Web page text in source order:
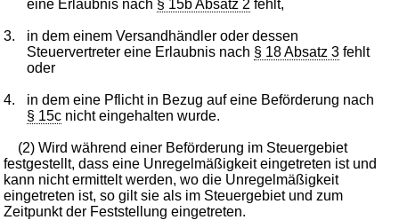
eine Erlaubnis nach § 15b Absatz 2 fehlt,
3.
in dem einem Versandhändler oder dessen
Steuervertreter eine Erlaubnis nach § 18 Absatz 3 fehlt
oder
4.
in dem eine Pflicht in Bezug auf eine Beförderung nach
§ 15c nicht eingehalten wurde.
(2) Wird während einer Beförderung im Steuergebiet
festgestellt, dass eine Unregelmäßigkeit eingetreten ist und
kann nicht ermittelt werden, wo die Unregelmäßigkeit
eingetreten ist, so gilt sie als im Steuergebiet und zum
Zeitpunkt der Feststellung eingetreten.